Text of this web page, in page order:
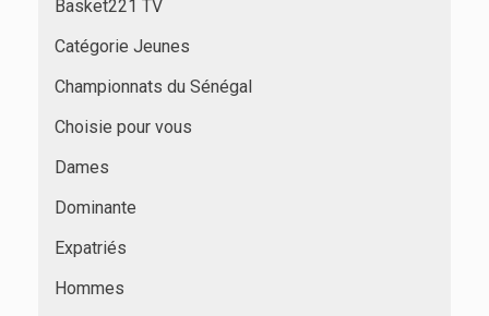
Basket221 TV
Catégorie Jeunes
Championnats du Sénégal
Choisie pour vous
Dames
Dominante
Expatriés
Hommes